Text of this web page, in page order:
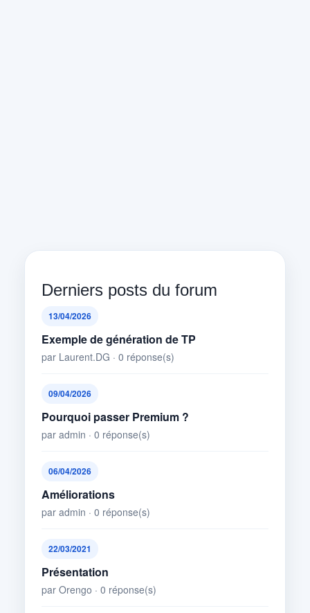
Derniers posts du forum
13/04/2026
Exemple de génération de TP
par Laurent.DG · 0 réponse(s)
09/04/2026
Pourquoi passer Premium ?
par admin · 0 réponse(s)
06/04/2026
Améliorations
par admin · 0 réponse(s)
22/03/2021
Présentation
par Orengo · 0 réponse(s)